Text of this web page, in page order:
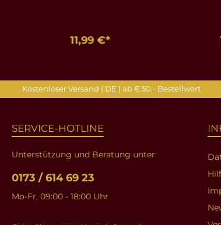
11,99 €*
Kostenloser Versand ( DE ) ab € 50,- Bestellwert
SERVICE-HOTLINE
Unterstützung und Beratung unter:
0173 / 614 69 23
Mo-Fr, 09:00 - 18:00 Uhr